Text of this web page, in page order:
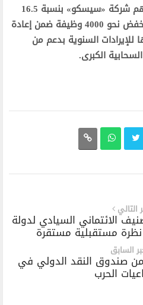
ومن بين أبرز التحركات، قفز سهم شركة «سيسكو» بنسبة 16.5
في المائة بعد إعلانها خطة لخفض نحو 4000 وظيفة ضمن إعادة
السنوية بدعم من
الكبرى.
التالي
الائتماني السيادي لدولة
السابق
من صندوق النقد الدولي في
الحرب